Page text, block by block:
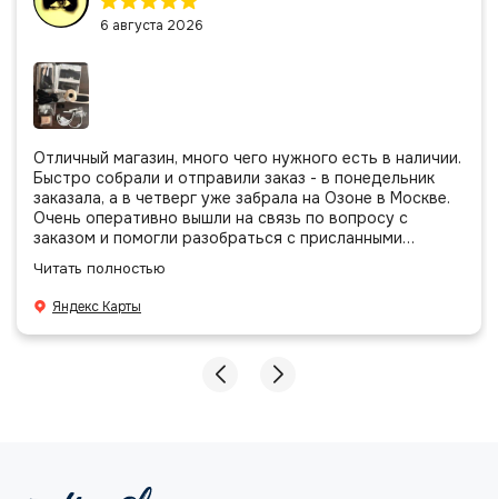
6 августа 2026
Отличный магазин, много чего нужного есть в наличии.
Быстро собрали и отправили заказ - в понедельник
заказала, а в четверг уже забрала на Озоне в Москве.
Очень оперативно вышли на связь по вопросу с
заказом и помогли разобраться с присланными
даже есть подарочек, очень приятно. Спасибо
большое команде!
Читать полностью
Яндекс Карты